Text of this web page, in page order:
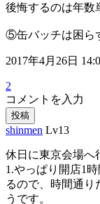
後悔するのは年数
⑤缶バッチは困ら
2017年4月26日
2
コメントを入力
投稿
shinmen Lv13
休日に東京会場へ
1.やっぱり開店1
るので、時間通り
うです。